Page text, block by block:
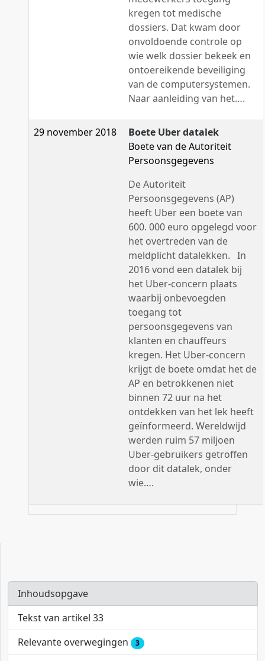
kregen tot medische
dossiers. Dat kwam door
onvoldoende controle op
wie welk dossier bekeek en
ontoereikende beveiliging
van de computersystemen.
Naar aanleiding van het….
29 november 2018
Boete Uber datalek
Boete van de Autoriteit
Persoonsgegevens
De Autoriteit
Persoonsgegevens (AP)
heeft Uber een boete van
600. 000 euro opgelegd voor
het overtreden van de
meldplicht datalekken. In
2016 vond een datalek bij
het Uber-concern plaats
waarbij onbevoegden
toegang tot
persoonsgegevens van
klanten en chauffeurs
kregen. Het Uber-concern
krijgt de boete omdat het de
AP en betrokkenen niet
binnen 72 uur na het
ontdekken van het lek heeft
geïnformeerd. Wereldwijd
werden ruim 57 miljoen
Uber-gebruikers getroffen
door dit datalek, onder
wie….
Inhoudsopgave
Tekst van artikel 33
Relevante overwegingen
3